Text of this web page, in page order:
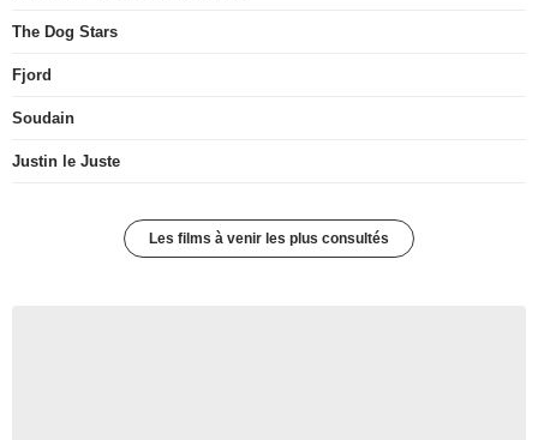
The Dog Stars
Fjord
Soudain
Justin le Juste
Les films à venir les plus consultés